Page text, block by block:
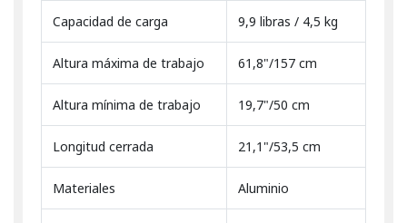
Capacidad de carga 9,9 libras / 4,5 kg
Altura máxima de trabajo 61,8"/157 cm
Altura mínima de trabajo 19,7"/50 cm
Longitud cerrada 21,1"/53,5 cm
Materiales Aluminio